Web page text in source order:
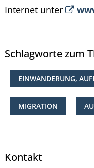
Internet unter
Schlagworte zum
EINWANDERUNG,
MIGRATION
Kontakt